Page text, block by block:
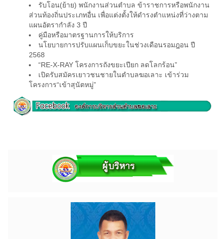
รับโอน(ย้าย) พนักงานส่วนตำบล ข้าราชการหรือพนักงาน
ส่วนท้องถิ่นประเภทอื่น เพื่อแต่งตั้งให้ดำรงตำแหน่งที่ว่างตาม
แผนอัตรากำลัง 3 ปี
คู่มือหรือมาตรฐานการให้บริการ
นโยบายการปรับแผนเก็บขยะในช่วงเดือนรอมฎอน ปี
2568
“RE-X-RAY โครงการถังขยะเปียก ลดโลกร้อน”
เปิดรับสมัครเยาวชนชายในตำบลฆอเลาะ เข้าร่วม
โครงการ“เข้าสุนัตหมู่”